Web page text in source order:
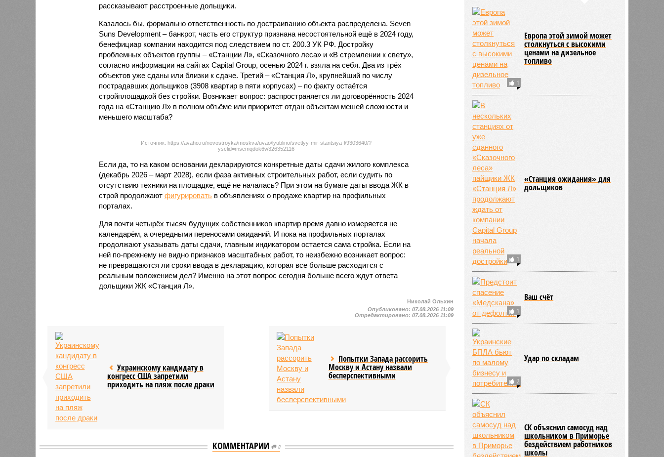
рассказывают расстроенные дольщики.
Казалось бы, формально ответственность по достраиванию объекта распределена. Seven
Suns Development – банкрот, часть его структур признана несостоятельной ещё в 2024 году,
бенефициар компании находится под следствием по ст. 200.3 УК РФ. Достройку
проблемных объектов группы – «Станции Л», «Сказочного леса» и «В стремлении к свету»,
согласно информации на сайтах Capital Group, осенью 2024 г. взяла на себя. Два из трёх
объектов уже сданы или близки к сдаче. Третий – «Станция Л», крупнейший по числу
пострадавших дольщиков (3908 квартир в пяти корпусах) – по факту остаётся
стройплощадкой без стройки. Возникает вопрос: распространяется ли договорённость 2024
года на «Станцию Л» в полном объёме или приоритет отдан объектам мешей сложности и
меньшего масштаба?
Источник: https://avaho.ru/novostroyka/moskva/uvao/lyublino/svetlyy-mir-stantsiya-l/9303640/?
ysclid=msemqdok6w326352116
Если да, то на каком основании декларируются конкретные даты сдачи жилого комплекса
(декабрь 2026 – март 2028), если фаза активных строительных работ, если судить по
отсутствию техники на площадке, ещё не началась? При этом на бумаге даты ввода ЖК в
строй продолжают фигурироватьв объявлениях о продаже квартир на профильных
порталах.
Для почти четырёх тысяч будущих собственников квартир время давно измеряется не
календарём, а очередными переносами ожиданий. И пока на профильных порталах
продолжают указывать даты сдачи, главным индикатором остается сама стройка. Если на
ней по-прежнему не видно признаков масштабных работ, то неизбежно возникает вопрос:
не превращаются ли сроки ввода в декларацию, которая все больше расходится с
реальным положением дел? Именно на этот вопрос сегодня больше всего ждут ответа
дольщики ЖК «Станция Л».
Николай Ольхин
Опубликовано:07.08.2026 11:09
Отредактировано:07.08.2026 11:09
Украинскому кандидату в
конгресс США запретили
приходить на пляж после драки
Попытки Запада рассорить
Москву и Астану назвали
бесперспективными
КОММЕНТАРИИ 0
1
Европа этой зимой может
столкнуться с высокими
ценами на дизельное
топливо
1
«Станция ожидания» для
дольщиков
1
Ваш счёт
2
Удар по складам
СК объяснил самосуд над
школьником в Приморье
бездействием работников
школы